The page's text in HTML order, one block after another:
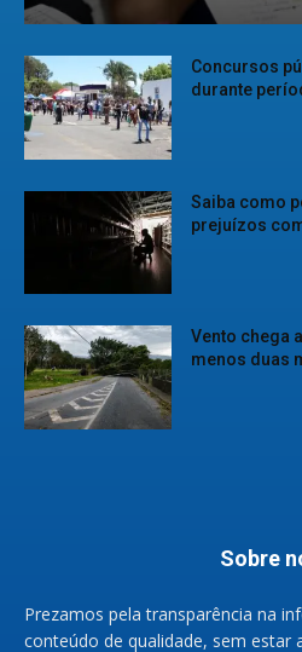
Concursos
durante
Saiba como
prejuízos
Vento chega
menos duas
Sobre
Prezamos pela transparência na
conteúdo de qualidade, sem estar